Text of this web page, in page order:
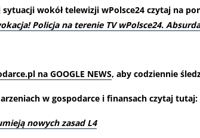
wokół telewizji wPolsce24 czytaj na
Policja na terenie TV wPolsce24.
na GOOGLE NEWS, aby codziennie
w gospodarce i finansach czytaj tutaj:
nowych zasad L4